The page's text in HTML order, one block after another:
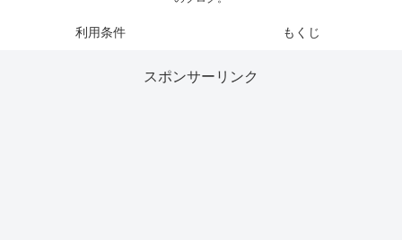
利用条件 もくじ
スポンサーリンク